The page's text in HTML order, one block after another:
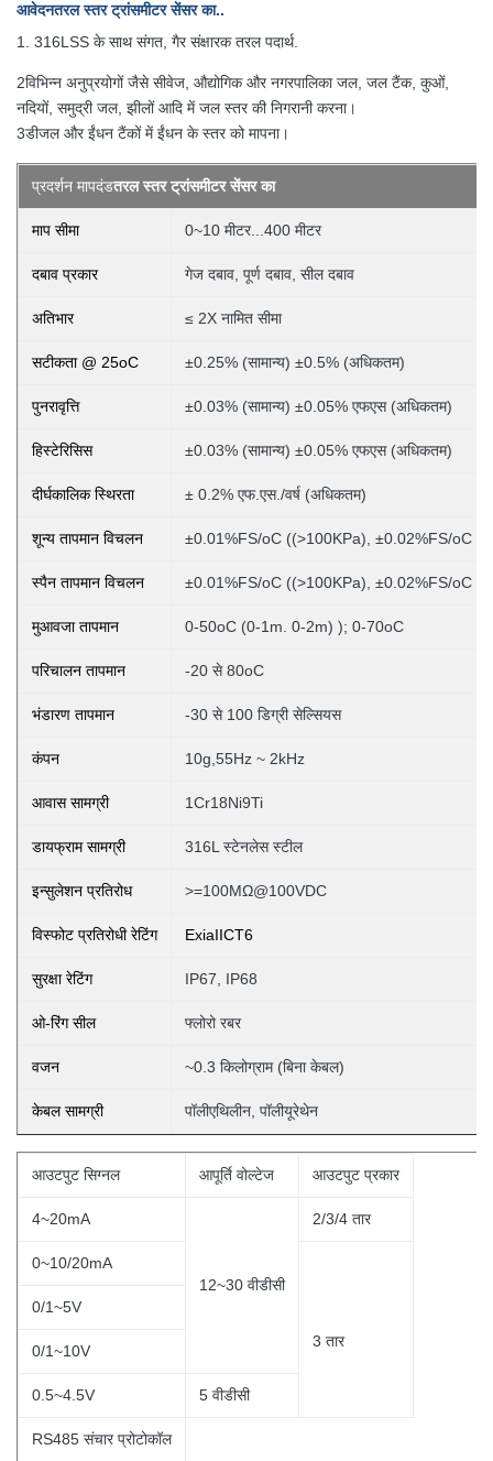
आवेदनतरल स्तर ट्रांसमीटर सेंसर का..
1. 316LSS के साथ संगत, गैर संक्षारक तरल पदार्थ.
2विभिन्न अनुप्रयोगों जैसे सीवेज, औद्योगिक और नगरपालिका जल, जल टैंक, कुओं,
नदियों, समुद्री जल, झीलों आदि में जल स्तर की निगरानी करना।
3डीजल और ईंधन टैंकों में ईंधन के स्तर को मापना।
प्रदर्शन मापदंडतरल स्तर ट्रांसमीटर सेंसर का
माप सीमा 0~10 मीटर...400 मीटर
दबाव प्रकार गेज दबाव, पूर्ण दबाव, सील दबाव
अतिभार ≤ 2X नामित सीमा
सटीकता @ 25oC ±0.25% (सामान्य) ±0.5% (अधिकतम)
पुनरावृत्ति ±0.03% (सामान्य) ±0.05% एफएस (अधिकतम)
हिस्टेरिसिस ±0.03% (सामान्य) ±0.05% एफएस (अधिकतम)
दीर्घकालिक स्थिरता ± 0.2% एफ.एस./वर्ष (अधिकतम)
शून्य तापमान विचलन ±0.01%FS/oC ((>100KPa), ±0.02%FS/oC
स्पैन तापमान विचलन ±0.01%FS/oC ((>100KPa), ±0.02%FS/oC
मुआवजा तापमान 0-50oC (0-1m. 0-2m) ); 0-70oC
परिचालन तापमान -20 से 80oC
भंडारण तापमान -30 से 100 डिग्री सेल्सियस
कंपन 10g,55Hz ~ 2kHz
आवास सामग्री 1Cr18Ni9Ti
डायफ्राम सामग्री 316L स्टेनलेस स्टील
इन्सुलेशन प्रतिरोध >=100MΩ@100VDC
विस्फोट प्रतिरोधी रेटिंग ExiaIICT6
सुरक्षा रेटिंग IP67, IP68
ओ-रिंग सील फ्लोरो रबर
वजन ~0.3 किलोग्राम (बिना केबल)
केबल सामग्री पॉलीएथिलीन, पॉलीयूरेथेन
आउटपुट सिग्नल आपूर्ति वोल्टेज आउटपुट प्रकार
4~20mA
12~30 वीडीसी
2/3/4 तार
0~10/20mA
3 तार
0/1~5V
0/1~10V
0.5~4.5V 5 वीडीसी
RS485 संचार प्रोटोकॉल